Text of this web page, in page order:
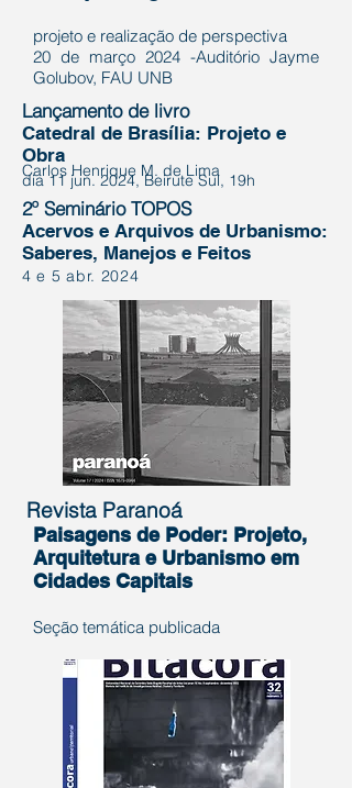
projeto e realização de perspectiva
20 de março 2024 -Auditório Jayme
Golubov, FAU UNB
Lançamento de livro
Catedral de Brasília: Projeto e
Obra
Carlos Henrique M. de Lima
dia 11 jun. 2024, Beirute Sul, 19h
2º Seminário TOPOS
Acervos e Arquivos de Urbanismo:
Saberes, Manejos e Feitos
4 e 5 abr. 2024
Revista Paranoá
Paisagens de Poder: Projeto,
Arquitetura e Urbanismo em
Cidades Capitais
Seção temática publicada